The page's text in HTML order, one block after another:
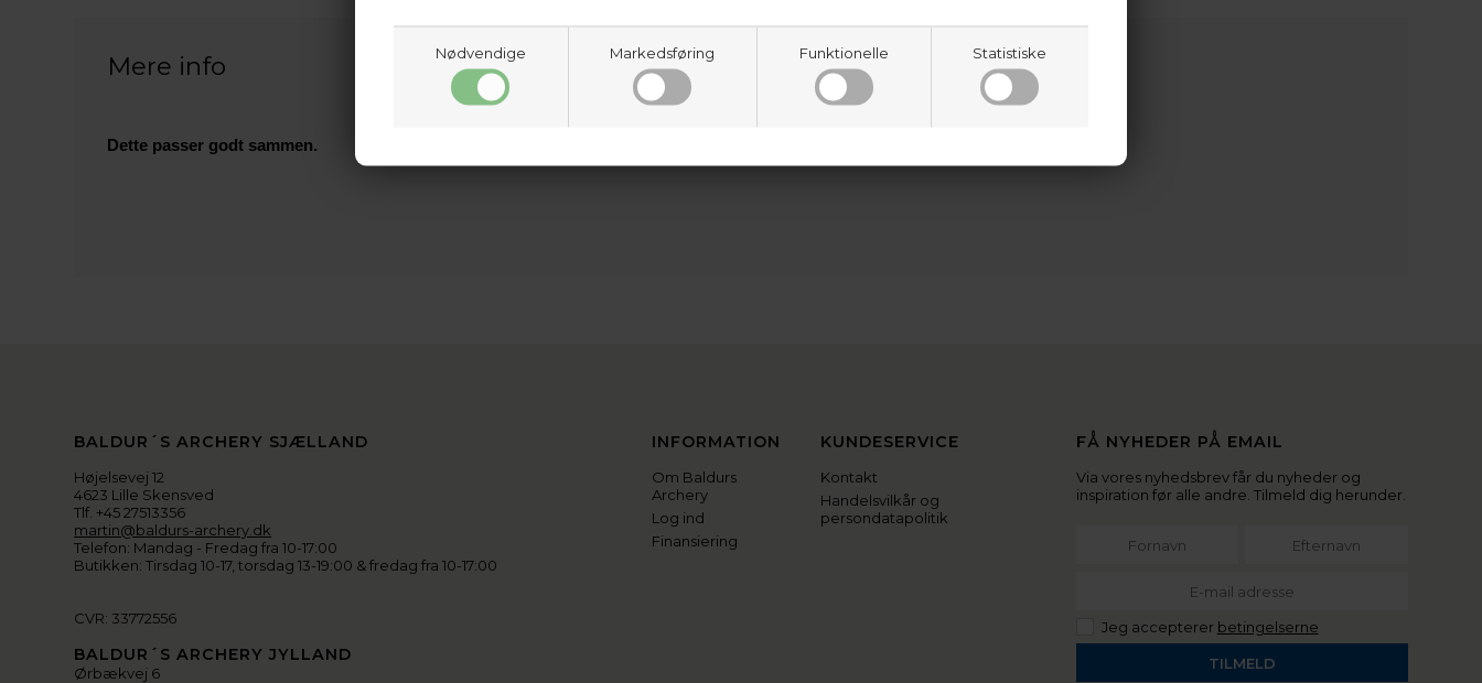
Nødvendige Markedsføring Funktionelle Statistiske
Mere info
Dette passer godt sammen.
BALDUR´S ARCHERY SJÆLLAND
Højelsevej 12
4623 Lille Skensved
Tlf. +45 27513356
martin@baldurs-archery.dk
Telefon: Mandag - Fredag fra 10-17:00
Butikken: Tirsdag 10-17, torsdag 13-19:00 & fredag fra 10-17:00
CVR: 33772556
BALDUR´S ARCHERY JYLLAND
Ørbækvej 6
INFORMATION
Om Baldurs
Archery
Log ind
Finansiering
KUNDESERVICE
Kontakt
Handelsvilkår og
persondatapolitik
FÅ NYHEDER PÅ EMAIL
Via vores nyhedsbrev får du nyheder og
inspiration før alle andre. Tilmeld dig herunder.
Jeg accepterer betingelserne